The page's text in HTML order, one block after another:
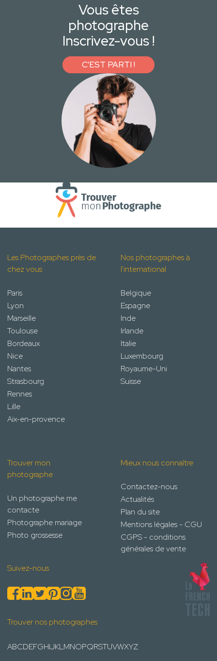
Vous êtes
photographe
Inscrivez-vous !
C'EST PARTI !
Les Photographes près de
chez vous
Paris
Lyon
Marseille
Toulouse
Bordeaux
Nice
Nantes
Strasbourg
Rennes
Lille
Aix-en-provence
Nos photographes à
l'international
Belgique
Espagne
Inde
Irlande
Italie
Luxembourg
Royaume-Uni
Suisse
Trouver mon
photographe
Un photographe me
contacte
Photographe mariage
Photo grossesse
Mieux nous connaître
Contactez-nous
Actualités
Plan du site
Mentions légales - CGU
CGPS - conditions
générales de vente
Suivez-nous
Trouver nos photographes
ABCDEFGHIJKLMNOPQRSTUVWXYZ